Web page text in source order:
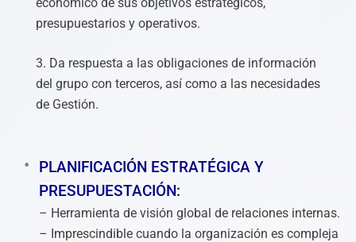
presupuestarios y operativos.
3. Da respuesta a las obligaciones de información
del grupo con terceros, así como a las necesidades
de Gestión.
PLANIFICACIÓN ESTRATÉGICA Y
PRESUPUESTACIÓN:
– Herramienta de visión global de relaciones internas.
– Imprescindible cuando la organización es compleja